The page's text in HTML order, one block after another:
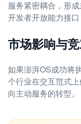
服务紧密耦合，形
开发者开放能力接口
市场影响与
如果澎湃OS成功将
个行业在交互范式
向主动服务的转型。